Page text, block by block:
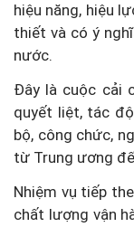
hiệu năng, hiệu
thiết và có ý
nước.
Đây là cuộc cải
quyết liệt, tác
bộ, công chức,
từ Trung ương
Nhiệm vụ tiếp
chất lượng vận